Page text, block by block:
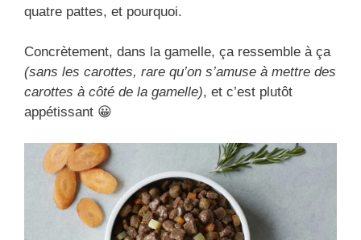
quatre pattes, et pourquoi.
Concrètement, dans la gamelle, ça ressemble à ça
(sans les carottes, rare qu’on s’amuse à mettre des
carottes à côté de la gamelle), et c’est plutôt
appétissant 😀